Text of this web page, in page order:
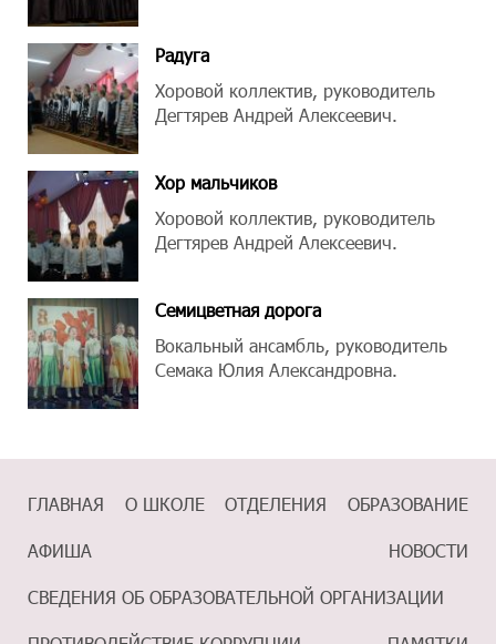
Радуга
Хоровой коллектив, руководитель
Дегтярев Андрей Алексеевич.
Хор мальчиков
Хоровой коллектив, руководитель
Дегтярев Андрей Алексеевич.
Семицветная дорога
Вокальный ансамбль, руководитель
Семака Юлия Александровна.
ГЛАВНАЯ О ШКОЛЕ ОТДЕЛЕНИЯ
ОБРАЗОВАНИЕ
АФИША
НОВОСТИ
СВЕДЕНИЯ ОБ ОБРАЗОВАТЕЛЬНОЙ ОРГАНИЗАЦИИ